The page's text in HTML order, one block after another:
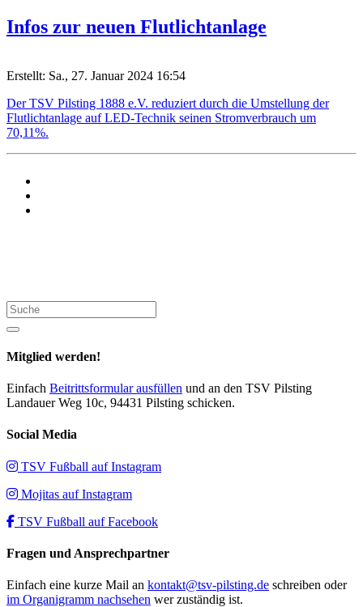
Infos zur neuen Flutlichtanlage
Erstellt: Sa., 27. Januar 2024 16:54
Der TSV Pilsting 1888 e.V. reduziert durch die Umstellung der
Flutlichtanlage auf LED-Technik seinen Stromverbrauch um
70,11%.
Suche
Mitglied werden!
Einfach Beitrittsformular ausfüllen und an den TSV Pilsting
Landauer Weg 10c, 94431 Pilsting schicken.
Social Media
TSV Fußball auf Instagram
Mojitas auf Instagram
TSV Fußball auf Facebook
Fragen und Ansprechpartner
Einfach eine kurze Mail an kontakt@tsv-pilsting.de schreiben oder
im Organigramm nachsehen wer zuständig ist.